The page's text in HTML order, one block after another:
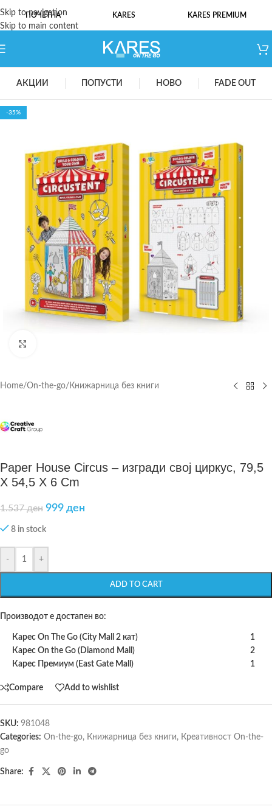
Skip to navigation
Skip to main content
ПОЧЕТНА KARES KARES PREMIUM
АКЦИИ ПОПУСТИ НОВО FADE OUT
-35%
Home/On-the-go/ Книжарница без книги
Paper House Circus – изгради свој циркус, 79,5
X 54,5 X 6 Cm
1.537ден 999 ден
8 in stock
- +
ADD TO CART
Производот е достапен во:
Карес On The Go (City Mall 2 кат)
1
Карес On the Go (Diamond Mall)
2
Карес Премиум (East Gate Mall)
1
Compare Add to wishlist
SKU: 981048
Categories: On-the-go, Книжарница без книги, Креативност On-the-
go
Share: